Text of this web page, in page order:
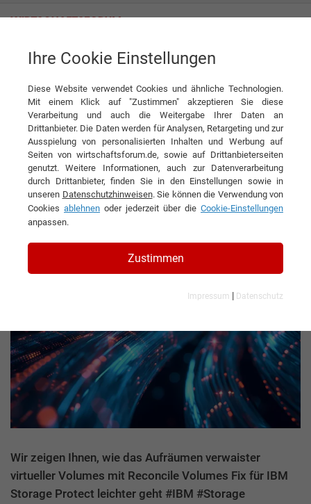
Empalis Consulting GmbH
News Empalis Consulting GmbH
DIESEN ARTIKEL EMPFEHLEN
Hilfeartikel für IT-Admins: DB
Backup ist voll
Wir zeigen Ihnen, wie das Aufräumen verwaister
virtueller Volumes mit Reconcile Volumes Fix für IBM
Storage Protect leichter geht #IBM #Storage
Ihre Cookie Einstellungen
Diese Website verwendet Cookies und ähnliche Technologien.
Mit einem Klick auf "Zustimmen" akzeptieren Sie diese
Verarbeitung und auch die Weitergabe Ihrer Daten an
Drittanbieter. Die Daten werden für Analysen, Retargeting und zur
Ausspielung von personalisierten Inhalten und Werbung auf
Seiten von wirtschaftsforum.de, sowie auf Drittanbieterseiten
genutzt. Weitere Informationen, auch zur Datenverarbeitung
durch Drittanbieter, finden Sie in den Einstellungen sowie in
unseren Datenschutzhinweisen. Sie können die Verwendung von
Cookies ablehnen oder jederzeit über die Cookie-Einstellungen
anpassen.
Zustimmen
Impressum | Datenschutz